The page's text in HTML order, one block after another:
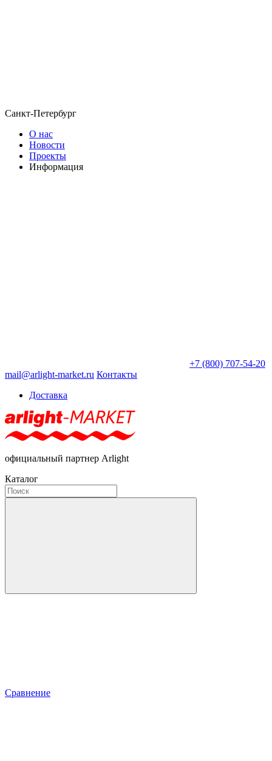
Санкт-Петербург
О нас
Новости
Проекты
Информация
+7 (800) 707-54-20
mail@arlight-market.ru Контакты
Доставка
официальный партнер Arlight
Каталог
Сравнение